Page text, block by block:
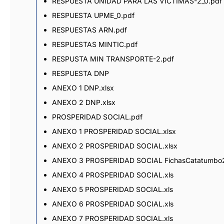
RESPUESTA UPME_0.pdf
RESPUESTAS ARN.pdf
RESPUESTAS MINTIC.pdf
RESPUSTA MIN TRANSPORTE-2.pdf
RESPUESTA DNP
ANEXO 1 DNP.xlsx
ANEXO 2 DNP.xlsx
PROSPERIDAD SOCIAL.pdf
ANEXO 1 PROSPERIDAD SOCIAL.xlsx
ANEXO 2 PROSPERIDAD SOCIAL.xlsx
ANEXO 3 PROSPERIDAD SOCIAL
ANEXO 4 PROSPERIDAD SOCIAL.xls
ANEXO 5 PROSPERIDAD SOCIAL.xls
ANEXO 6 PROSPERIDAD SOCIAL.xls
ANEXO 7 PROSPERIDAD SOCIAL.xls